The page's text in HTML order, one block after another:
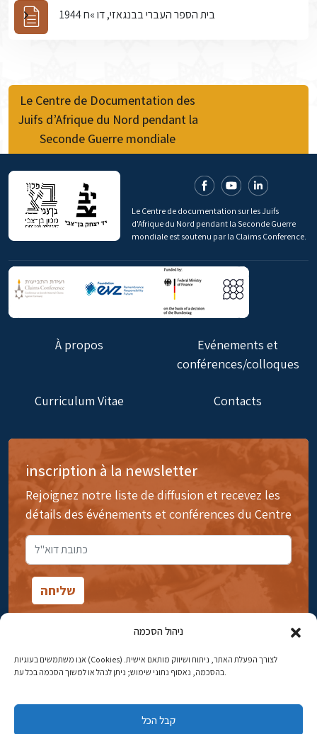
ניהול הסכמה
אנו משתמשים בעוגיות (Cookies) לצורך הפעלת האתר, ניתוח ושיווק מותאם אישית.
בהסכמה, נאסוף נתוני שימוש; ניתן לנהל או למשוך הסכמה בכל עת.
קבל הכל
בית הספר העברי בבנגאזי, דו »ח 1944
Le Centre de Documentation des
Juifs d’Afrique du Nord pendant la
Seconde Guerre mondiale
Le Centre de documentation sur les Juifs
d'Afrique du Nord pendant la Seconde Guerre
mondiale est soutenu par la Claims Conference.
À propos
Evénements et
conférences/colloques
Curriculum Vitae Contacts
inscription à la newsletter
Rejoignez notre liste de diffusion et recevez les
détails des événements et conférences du Centre
14rue Ibn Gavirol, Rehavia, Jérusalem
Adresse électronique:najww2@ybz.org.il